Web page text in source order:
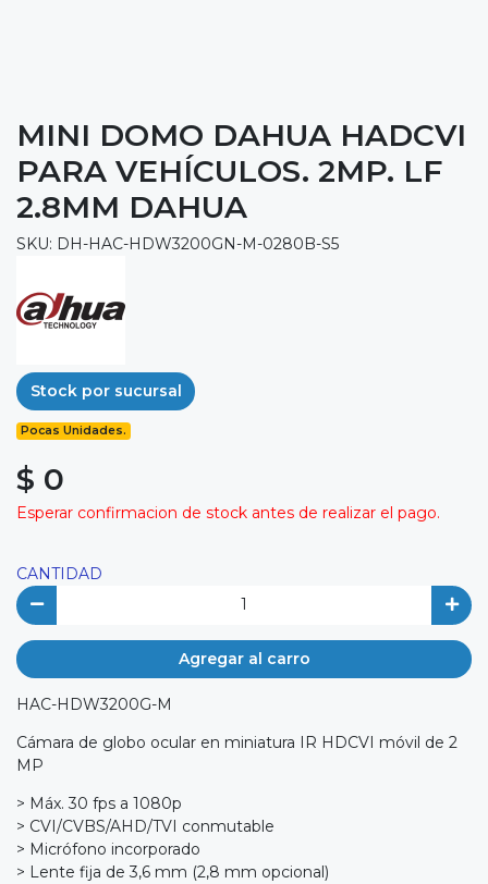
MINI DOMO DAHUA HADCVI
PARA VEHÍCULOS. 2MP. LF
2.8MM DAHUA
SKU: DH-HAC-HDW3200GN-M-0280B-S5
Stock por sucursal
Pocas Unidades.
$ 0
Esperar confirmacion de stock antes de realizar el pago.
CANTIDAD
Agregar al carro
HAC-HDW3200G-M
Cámara de globo ocular en miniatura IR HDCVI móvil de 2
MP
> Máx. 30 fps a 1080p
> CVI/CVBS/AHD/TVI conmutable
> Micrófono incorporado
> Lente fija de 3,6 mm (2,8 mm opcional)